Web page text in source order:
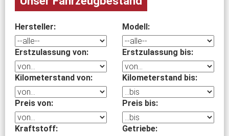
Hersteller: Modell:
Erstzulassung von: Erstzulassung bis:
Kilometerstand von: Kilometerstand bis:
Preis von: Preis bis:
Kraftstoff: Getriebe: